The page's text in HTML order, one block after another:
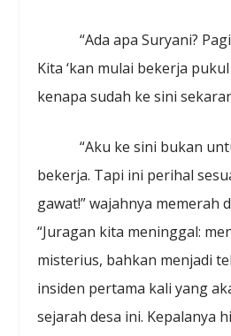
“Ada apa Suryani?
Kita ‘kan mulai bekerja
kenapa sudah ke sini
“Aku ke sini bukan
bekerja. Tapi ini perihal
gawat!” wajahnya memerah
“Juragan kita meninggal:
misterius, bahkan menjadi
insiden pertama kali yang
sejarah desa ini. Kepalanya